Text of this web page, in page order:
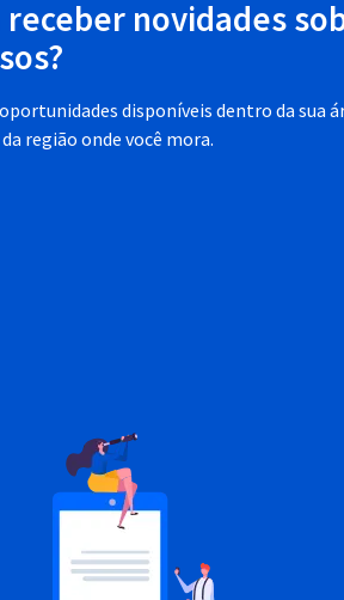
receber novidades
disponíveis dentro da sua
região onde você mora.